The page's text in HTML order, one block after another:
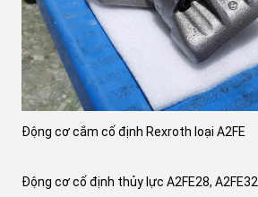
Động cơ cắm cố định Rexroth loại A2FE
Động cơ cố định thủy lực A2FE28,